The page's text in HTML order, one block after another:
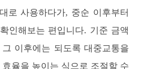
로 사용하다가, 중순 이후부터
인해보는 편입니다. 기준 금액
이후에는 되도록 대중교통을
율을 높이는 식으로 조절할 수